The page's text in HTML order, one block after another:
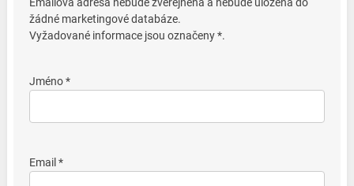
žádné marketingové databáze.
Vyžadované informace jsou označeny *.
Jméno *
Email *